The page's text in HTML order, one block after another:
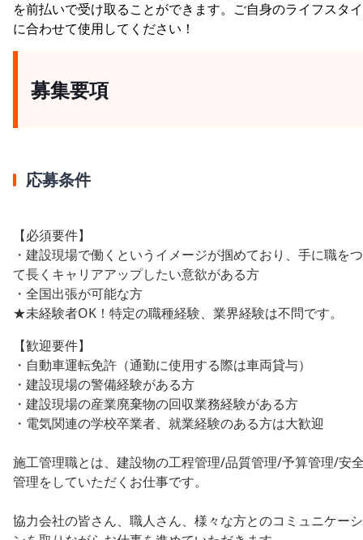
を前払いで受け取ることができます。ご自身のライフスタ
に合わせて使用してください！
募集要項
応募条件
【必須要件】
・建設現場で働くというイメージが掴めており、手に職を
て長くキャリアアップしたい意欲がある方
・全国出張が可能な方
★未経験者OK！特定の職種経験、業界経験は不問です。
【歓迎要件】
・自動車運転免許（通勤に使用する際は車両貸与）
・建設現場の警備経験がある方
・建設現場の産業廃棄物の回収業務経験がある方
・電気関連の学校卒業者、就業経験のある方は大歓迎
施工管理職とは、建設物の工程管理/品質管理/予算管理/安
管理をしていただくお仕事です。
協力会社の皆さん、職人さん、様々な方とのコミュニケー